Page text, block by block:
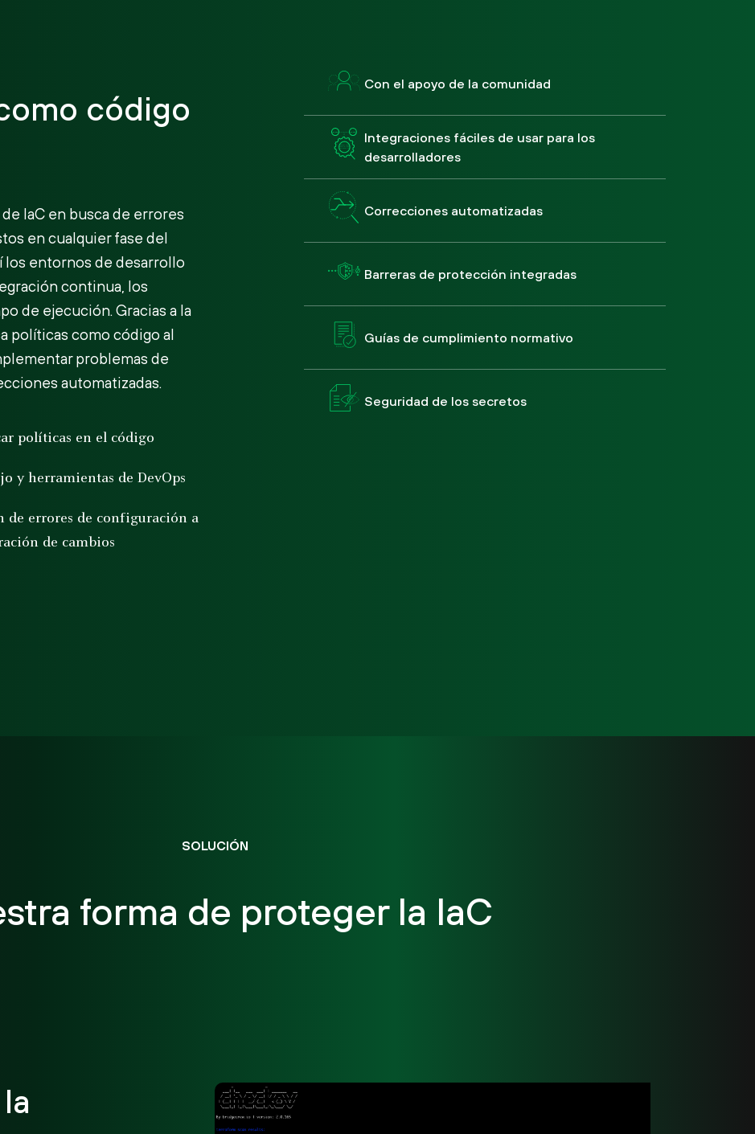
código
IaC en busca de errores
en cualquier fase del
entornos de desarrollo
continua, los
de ejecución. Gracias a la
políticas como código al
problemas de
automatizadas.
políticas en el código
y herramientas de DevOps
de errores de configuración a
de cambios
Con el apoyo de la comunidad
Integraciones fáciles de usar para los
desarrolladores
Correcciones automatizadas
Barreras de protección integradas
Guías de cumplimiento normativo
Seguridad de los secretos
SOLUCIÓN
forma de proteger la IaC